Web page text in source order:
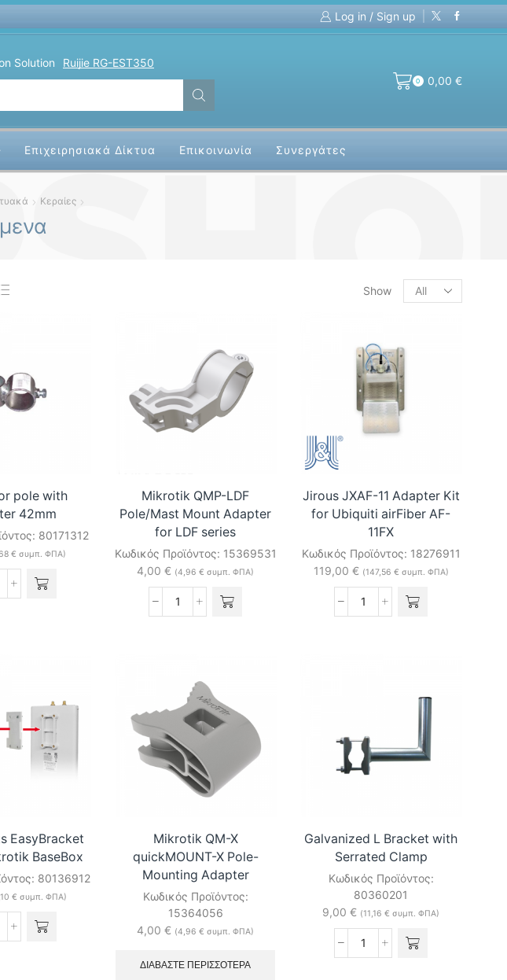
Log in / Sign up
For Indoor & Outdoor
0 0,00 €
Επιχειρησιακά Δίκτυα Επικοινωνία Συνεργάτες
Κεραίες
Show
Products
per
pole with
42mm
80171312
€ συμπ. ΦΠΑ)
Mikrotik QMP-LDF
Pole/Mast Mount Adapter
for LDF series
Κωδικός Προϊόντος: 15369531
4,00€ (4,96€ συμπ. ΦΠΑ)
Mikrotik
Adapter
for
LDF
series
ποσότητα
Jirous JXAF-11 Adapter Kit
for Ubiquiti airFiber AF-
11FX
Κωδικός Προϊόντος: 18276911
119,00 € (147,56 € συμπ. ΦΠΑ)
Jirous
AF-
11FX
ποσότητα
EasyBracket
BaseBox
80136912
€ συμπ. ΦΠΑ)
Mikrotik QM-X
quickMOUNT-X Pole-
Mounting Adapter
Κωδικός Προϊόντος:
15364056
4,00€ (4,96€ συμπ. ΦΠΑ)
ΔΙΑΒΆΣΤΕ ΠΕΡΙΣΣΌΤΕΡΑ
Galvanized L Bracket with
Serrated Clamp
Κωδικός Προϊόντος:
80360201
9,00€ (11,16€ συμπ. ΦΠΑ)
Galvanized